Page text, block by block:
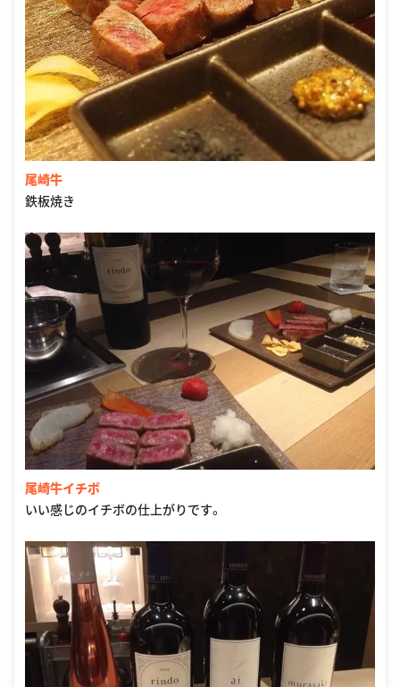
尾崎牛
鉄板焼き
尾崎牛イチボ
いい感じのイチボの仕上がりです。